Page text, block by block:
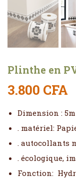
Plinthe en
3.800 CFA
Dimension :
. matériel:
. autocollants
. écologique,
Fonction: